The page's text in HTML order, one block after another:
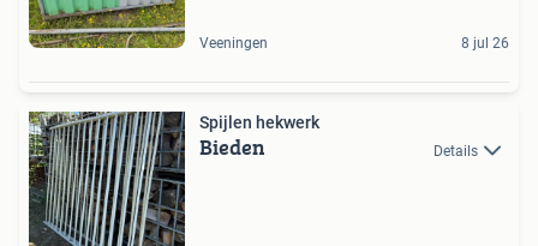
Veeningen 8 jul 26
Spijlen hekwerk
Bieden Details